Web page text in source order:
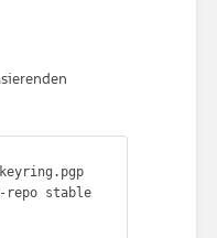
repo stable